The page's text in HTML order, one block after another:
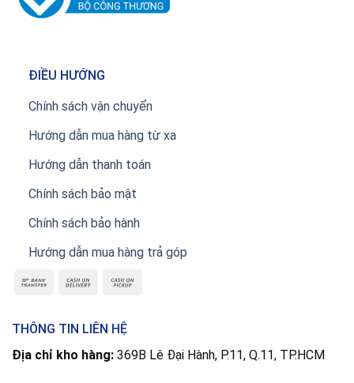
ĐIỀU HƯỚNG
Chính sách vận chuyển
Hướng dẫn mua hàng từ xa
Hướng dẫn thanh toán
Chính sách bảo mật
Chính sách bảo hành
Hướng dẫn mua hàng trả góp
THÔNG TIN LIÊN HỆ
Địa chỉ kho hàng: 369B Lê Đại Hành, P.11, Q.11, TP.HCM